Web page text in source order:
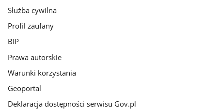
Służba cywilna
Profil zaufany
BIP
Prawa autorskie
Warunki korzystania
Geoportal
Deklaracja dostępności serwisu Gov.pl